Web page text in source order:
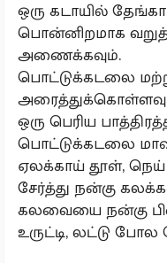
ஒரு கடாயில்
பொன்னிறமாக
அணைக்கவும்.
பொட்டுக்கடலை
ஒரு பெரிய
பொட்டுக்கடலை
ஏலக்காய் தூள், நெய்
சேர்த்து நன்கு
கலவையை நன்கு
உருட்டி, லட்டு போல